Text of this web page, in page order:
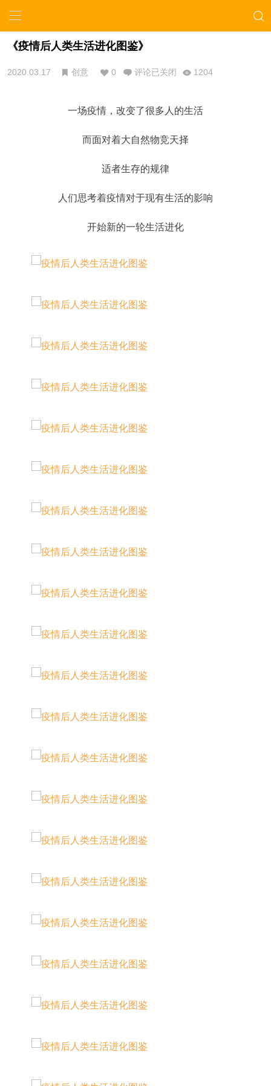
《疫情后人类生活进化图鉴》
2020.03.17 创意 0 评论已关闭 1204
一场疫情，改变了很多人的生活
而面对着大自然物竞天择
适者生存的规律
人们思考着疫情对于现有生活的影响
开始新的一轮生活进化